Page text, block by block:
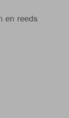
en reeds